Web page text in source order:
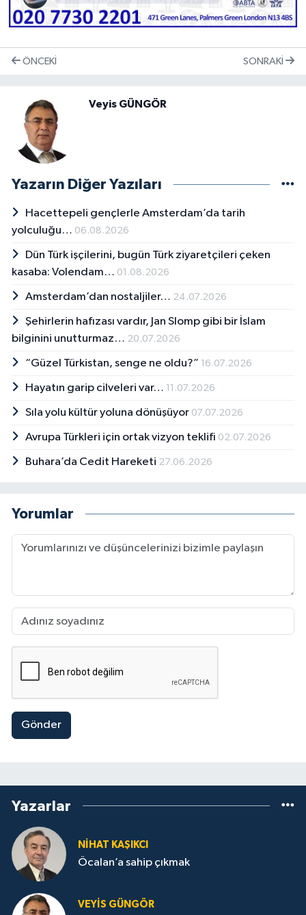
ÖNCEKI SONRAKI
Veyis GÜNGÖR
Yazarın Diğer Yazıları
Hacettepeli gençlerle Amsterdam’da tarih
yolculuğu… 06.08.2026
Dün Türk işçilerini, bugün Türk ziyaretçileri çeken
kasaba: Volendam… 01.08.2026
Amsterdam’dan nostaljiler… 24.07.2026
Şehirlerin hafızası vardır, Jan Slomp gibi bir İslam
bilginini unutturmaz… 20.07.2026
“Güzel Türkistan, senge ne oldu?” 16.07.2026
Hayatın garip cilveleri var… 11.07.2026
Sıla yolu kültür yoluna dönüşüyor 07.07.2026
Avrupa Türkleri için ortak vizyon teklifi 02.07.2026
Buhara’da Cedit Hareketi 27.06.2026
Yorumlar
Gönder
Yazarlar
NİHAT KAŞIKCI
Öcalan’a sahip çıkmak
VEYIS GÜNGÖR